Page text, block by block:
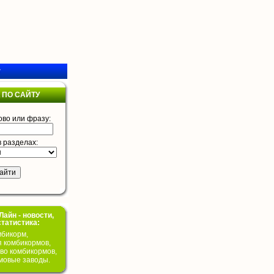
САЙТУ
или фразу:
разделах:
- новости,
комбикормов,
комбикормов,
заводы.